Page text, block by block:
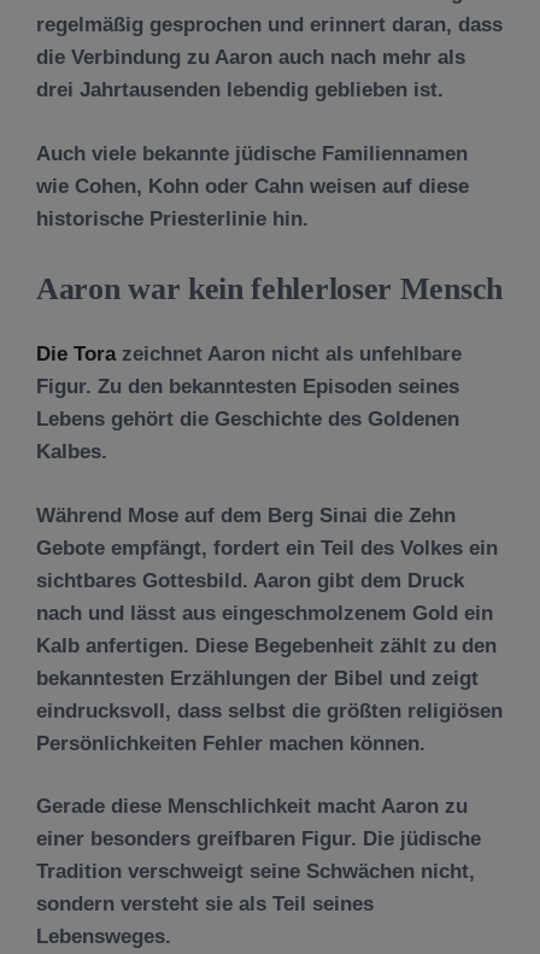
regelmäßig gesprochen und erinnert daran, dass
die Verbindung zu Aaron auch nach mehr als
drei Jahrtausenden lebendig geblieben ist.
Auch viele bekannte jüdische Familiennamen
wie Cohen, Kohn oder Cahn weisen auf diese
historische Priesterlinie hin.
Aaron war kein fehlerloser Mensch
Die Torazeichnet Aaron nicht als unfehlbare
Figur. Zu den bekanntesten Episoden seines
Lebens gehört die Geschichte des Goldenen
Kalbes.
Während Mose auf dem Berg Sinai die Zehn
Gebote empfängt, fordert ein Teil des Volkes ein
sichtbares Gottesbild. Aaron gibt dem Druck
nach und lässt aus eingeschmolzenem Gold ein
Kalb anfertigen. Diese Begebenheit zählt zu den
bekanntesten Erzählungen der Bibel und zeigt
eindrucksvoll, dass selbst die größten religiösen
Persönlichkeiten Fehler machen können.
Gerade diese Menschlichkeit macht Aaron zu
einer besonders greifbaren Figur. Die jüdische
Tradition verschweigt seine Schwächen nicht,
sondern versteht sie als Teil seines
Lebensweges.